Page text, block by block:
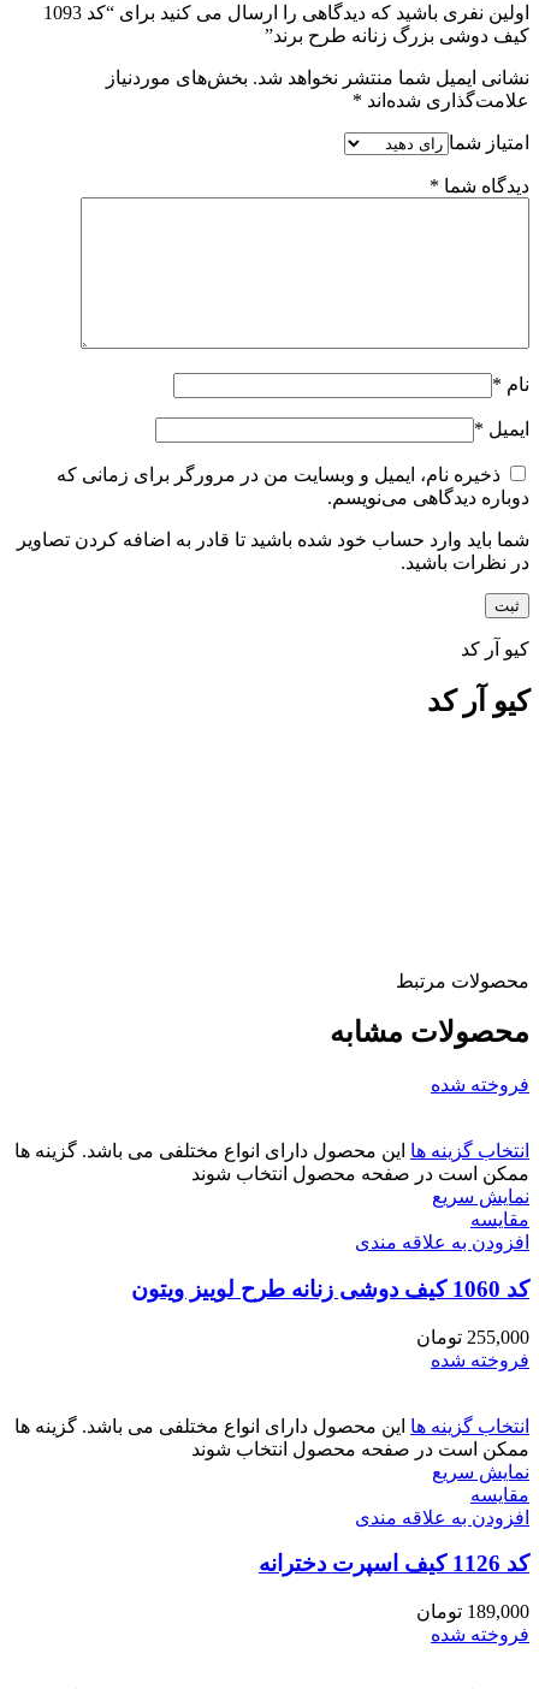
اولین نفری باشید که دیدگاهی را ارسال می کنید برای “کد 1093
کیف دوشی بزرگ زنانه طرح برند”
نشانی ایمیل شما منتشر نخواهد شد. بخش‌های موردنیاز
علامت‌گذاری شده‌اند *
امتیاز شما
دیدگاه شما *
نام *
ایمیل *
ذخیره نام، ایمیل و وبسایت من در مرورگر برای زمانی که
دوباره دیدگاهی می‌نویسم.
شما باید وارد حساب خود شده باشید تا قادر به اضافه کردن تصاویر
در نظرات باشید.
کیو آر کد
کیو آر کد
محصولات مرتبط
محصولات مشابه
فروخته شده
انتخاب گزینه ها این محصول دارای انواع مختلفی می باشد. گزینه ها
ممکن است در صفحه محصول انتخاب شوند
نمایش سریع
مقايسه
افزودن به علاقه مندی
کد 1060 کیف دوشی زنانه طرح لوییز ویتون
255,000 تومان
فروخته شده
انتخاب گزینه ها این محصول دارای انواع مختلفی می باشد. گزینه ها
ممکن است در صفحه محصول انتخاب شوند
نمایش سریع
مقايسه
افزودن به علاقه مندی
کد 1126 کیف اسپرت دخترانه
189,000 تومان
فروخته شده